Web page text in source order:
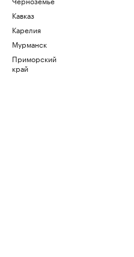
Кавказ
Карелия
Мурманск
Приморский
край